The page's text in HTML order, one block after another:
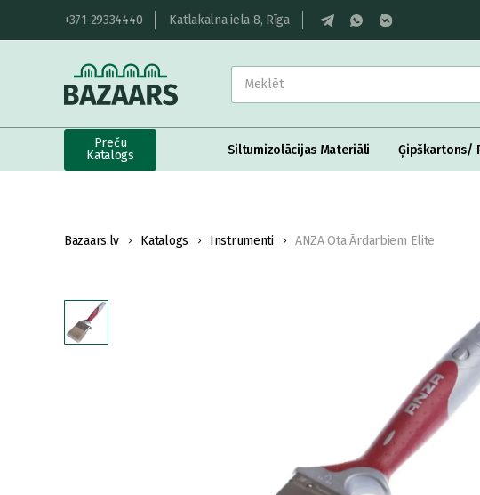
+371 29334440 Katlakalna iela 8, Rīga
Preču
Katalogs
Siltumizolācijas Materiāli Ģipškartons/
Bazaars.lv Katalogs Instrumenti ANZA Ota Ārdarbiem Elite